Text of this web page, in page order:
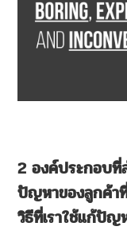
2 องค์ประกอบ
ปัญหาของลูกค้า
วิธีที่เราใช้แก้ปั